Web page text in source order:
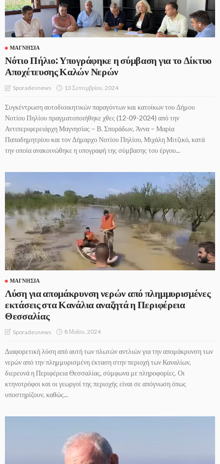
ΜΑΓΝΗΣΊΑ
Νότιο Πήλιο: Υπογράφηκε η σύμβαση για το Δίκτυο
Αποχέτευσης Καλών Νερών
Sporadesnews 13 Σεπτεμβρίου, 2024
Συγκέντρωση αυτοδιοικητικών παραγόντων και κατοίκων του Δήμου
Νοτίου Πηλίου πραγματοποιήθηκε χθες (12-09-2024) από την
Αντιπεριφερειάρχη Μαγνησίας – Β. Σποράδων, Άννα – Μαρία
Παπαδημητρίου και τον Δήμαρχο Νοτίου Πηλίου, Μιχάλη Μιτζικό, κατά
την οποία ανακοινώθηκε η υπογραφή της σύμβασης του έργου...
ΜΑΓΝΗΣΊΑ
Λύση για απομάκρυνση νερών από πλημμυρισμένες
εκτάσεις στα Κανάλια αναζητά η Περιφέρεια
Θεσσαλίας
Sporadesnews 8 Μαΐου, 2024
Διαφορετική λύση από αυτή των πλωτών αντλιών για την απομάκρυνση των
νερών από την πλημμυρισμένη έκταση στην περιοχή των Καναλίων,
διερευνά η Περιφέρεια Θεσσαλίας, σύμφωνα με πληροφορίες. Οι
κτηνοτρόφοι και οι γεωργοί της περιοχής είναι σε απόγνωση όπως
υποστηρίζουν, καθώς...